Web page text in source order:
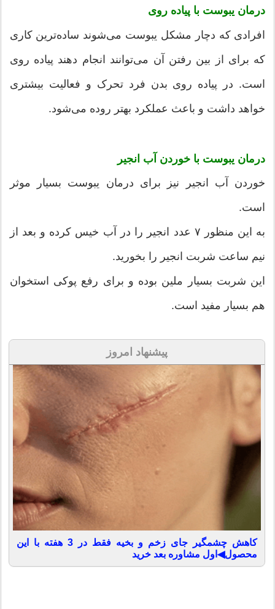
درمان یبوست با پیاده روی
افرادی که دچار مشکل یبوست می‌شوند ساده‌ترین کاری
که برای از بین رفتن آن می‌توانند انجام دهند پیاده روی
است. در پیاده روی بدن فرد تحرک و فعالیت بیشتری
خواهد داشت و باعث عملکرد بهتر روده می‌شود.
درمان یبوست با خوردن آب انجیر
خوردن آب انجیر نیز برای درمان یبوست بسیار موثر
است.
به این منظور ۷ عدد انجیر را در آب خیس کرده و بعد از
نیم ساعت شربت انجیر را بخورید.
این شربت بسیار ملین بوده و برای رفع پوکی استخوان
هم بسیار مفید است.
پیشنهاد امروز
کاهش چشمگیر جای زخم و بخیه فقط در 3 هفته با این
محصول◀اول مشاوره بعد خرید